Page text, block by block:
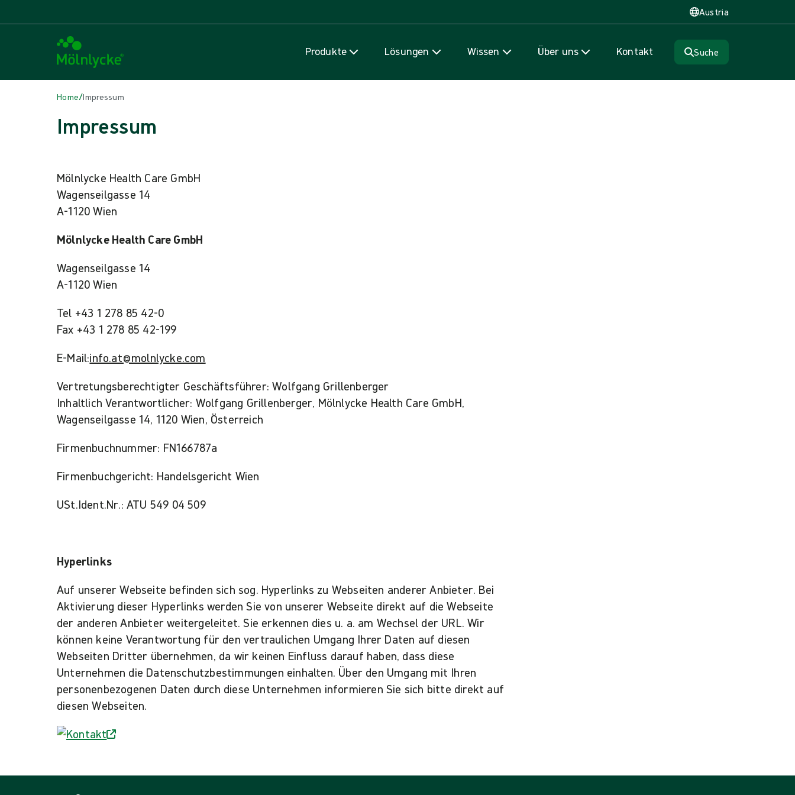
Austria
Produkte Lösungen Wissen Über uns Kontakt Suche
Home/Impressum
Impressum
Mölnlycke Health Care GmbH
Wagenseilgasse 14
A-1120 Wien
Mölnlycke Health Care GmbH
Wagenseilgasse 14
A-1120 Wien
Tel +43 1 278 85 42-0
Fax +43 1 278 85 42-199
E-Mail:info.at@molnlycke.com
Vertretungsberechtigter Geschäftsführer: Wolfgang Grillenberger
Inhaltlich Verantwortlicher: Wolfgang Grillenberger, Mölnlycke Health Care GmbH,
Wagenseilgasse 14, 1120 Wien, Österreich
Firmenbuchnummer: FN166787a
Firmenbuchgericht: Handelsgericht Wien
USt.Ident.Nr.: ATU 549 04 509
Hyperlinks
Auf unserer Webseite befinden sich sog. Hyperlinks zu Webseiten anderer Anbieter. Bei
Aktivierung dieser Hyperlinks werden Sie von unserer Webseite direkt auf die Webseite
der anderen Anbieter weitergeleitet. Sie erkennen dies u. a. am Wechsel der URL. Wir
können keine Verantwortung für den vertraulichen Umgang Ihrer Daten auf diesen
Webseiten Dritter übernehmen, da wir keinen Einfluss darauf haben, dass diese
Unternehmen die Datenschutzbestimmungen einhalten. Über den Umgang mit Ihren
personenbezogenen Daten durch diese Unternehmen informieren Sie sich bitte direkt auf
diesen Webseiten.